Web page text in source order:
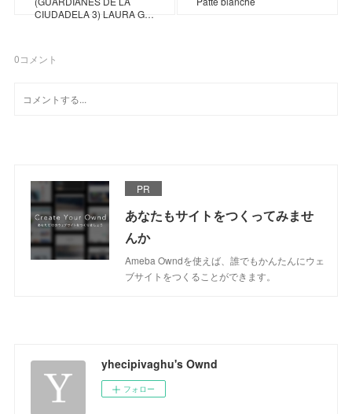
CIUDADELA 3) LAURA G…
0コメント
PR
あなたもサイトをつくってみませ
んか
Ameba Owndを使えば、誰でもかんたんにウェ
ブサイトをつくることができます。
yhecipivaghu's Ownd
フォロー